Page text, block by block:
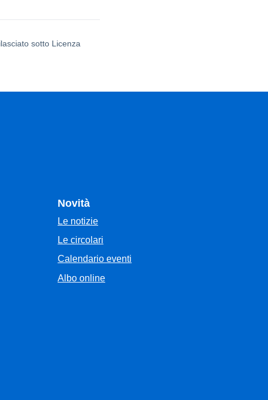
sotto Licenza
Novità
Le notizie
Le circolari
Calendario eventi
Albo online